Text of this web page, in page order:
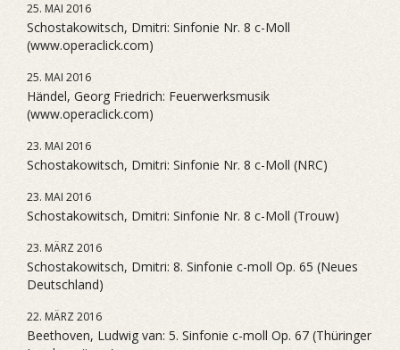
25. MAI 2016
Schostakowitsch, Dmitri: Sinfonie Nr. 8 c-Moll
(www.operaclick.com)
25. MAI 2016
Händel, Georg Friedrich: Feuerwerksmusik
(www.operaclick.com)
23. MAI 2016
Schostakowitsch, Dmitri: Sinfonie Nr. 8 c-Moll (NRC)
23. MAI 2016
Schostakowitsch, Dmitri: Sinfonie Nr. 8 c-Moll (Trouw)
23. MÄRZ 2016
Schostakowitsch, Dmitri: 8. Sinfonie c-moll Op. 65 (Neues
Deutschland)
22. MÄRZ 2016
Beethoven, Ludwig van: 5. Sinfonie c-moll Op. 67 (Thüringer